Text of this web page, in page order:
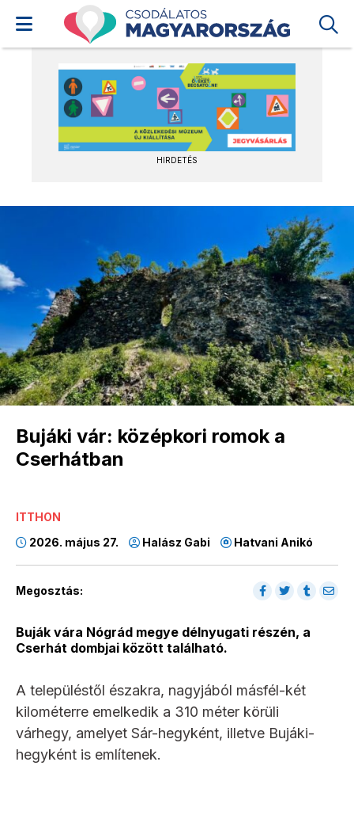
HIRDETÉS
Bujáki vár: középkori romok a
Cserhátban
ITTHON
2026. május 27.
Halász Gabi Hatvani Anikó
Megosztás:
Buják vára Nógrád megye délnyugati részén, a
Cserhát dombjai között található.
A településtől északra, nagyjából másfél-két
kilométerre emelkedik a 310 méter körüli
várhegy, amelyet Sár-hegyként, illetve Bujáki-
hegyként is említenek.